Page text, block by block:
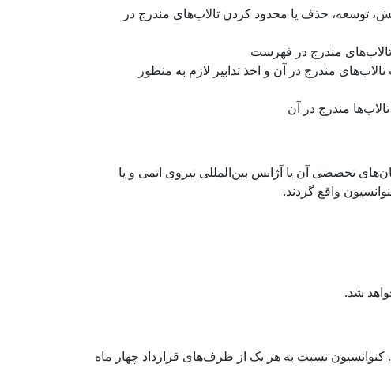
وکسب اطلاعات از طرف‌های قرارداد طبق ماده 2 در مورد افزایش، توسعه، حذف یا محدود کردن تالاب‌های مندرج در
مندرج در آن و اخذ تدابیر لازم به منظور
مندرج در آن
تخصصی آن یا آژانس بین‌المللی نیروی اتمی و یا
واقع گردند.
شد.
گردیدند لازم الاجرا خواهد شد. کنوانسیون نسبت به هر یک از طرف‌های قرارداد چهار ماه